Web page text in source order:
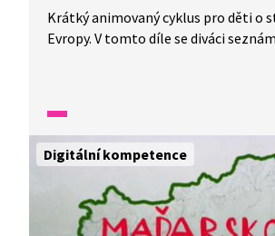
Krátký animovaný cyklus pro děti o
Evropy. V tomto díle se diváci
Digitální kompetence